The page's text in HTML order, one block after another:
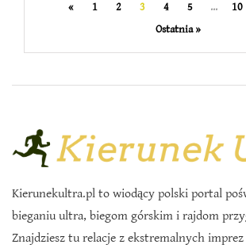
« 1 2 3 4 5 ... 10
Ostatnia »
Kierunekultra.pl to wiodący polski portal
bieganiu ultra, biegom górskim i rajdom
Znajdziesz tu relacje z ekstremalnych